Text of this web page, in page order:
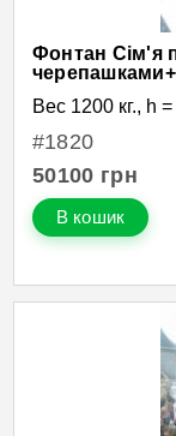
Фонтан Сім'я
черепашками+
Вес 1200 кг., h
#1820
50100 грн
В кошик